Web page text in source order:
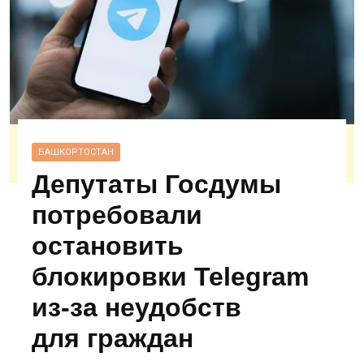
БАШКОРТОСТАН
Депутаты Госдумы
потребовали
остановить
блокировки Telegram
из‑за неудобств
для граждан